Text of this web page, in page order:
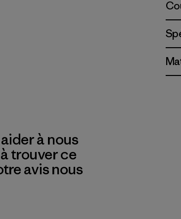
à nous
trouver ce
avis nous